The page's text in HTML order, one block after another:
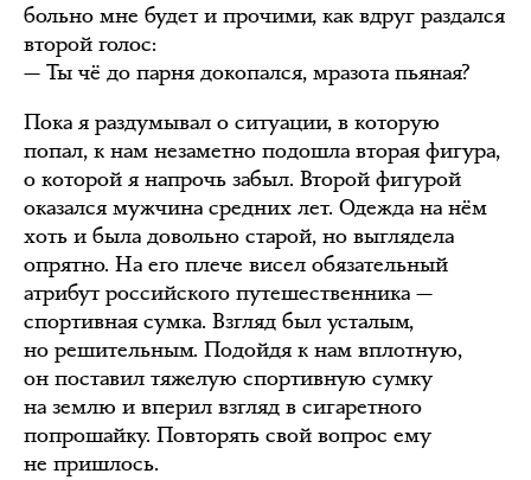
больно мне будет и прочими, как вдруг раздался
второй голос:
— Ты чё до парня докопался, мразота пьяная?
Пока я раздумывал о ситуации, в которую
попал, к нам незаметно подошла вторая фигура,
о которой я напрочь забыл. Второй фигурой
оказался мужчина средних лет. Одежда на нём
хоть и была довольно старой, но выглядела
опрятно. На его плече висел обязательный
атрибут российского путешественника —
спортивная сумка. Взгляд был усталым,
но решительным. Подойдя к нам вплотную,
он поставил тяжелую спортивную сумку
на землю и вперил взгляд в сигаретного
попрошайку. Повторять свой вопрос ему
не пришлось.